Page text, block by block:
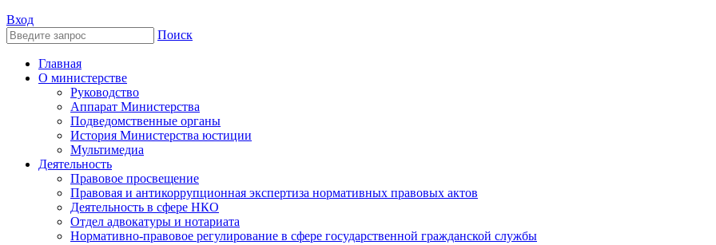
Вход
Поиск
Главная
О министерстве
Руководство
Аппарат Министерства
Подведомственные органы
История Министерства юстиции
Мультимедиа
Деятельность
Правовое просвещение
Правовая и антикоррупционная экспертиза нормативных правовых актов
Деятельность в сфере НКО
Отдел адвокатуры и нотариата
Нормативно-правовое регулирование в сфере государственной гражданской службы